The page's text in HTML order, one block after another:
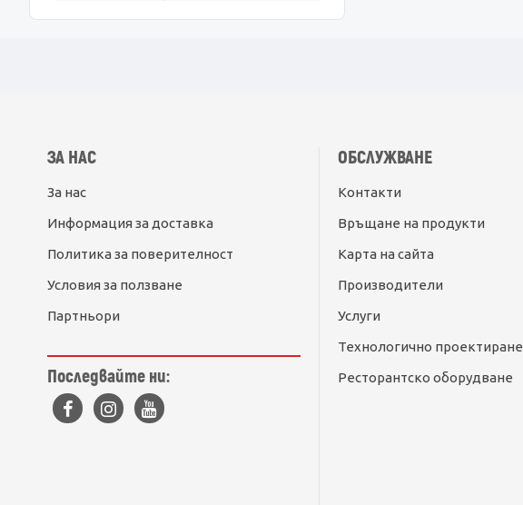
ЗА НАС
За нас
Информация за доставка
Политика за поверителност
Условия за ползване
Партньори
Последвайте ни:
ОБСЛУЖВАНЕ
Контакти
Връщане на продукти
Карта на сайта
Производители
Услуги
Технологично проектиране
Ресторантско оборудване